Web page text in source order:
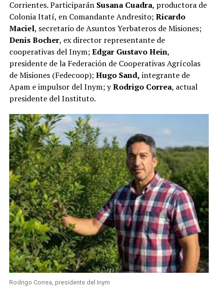
Corrientes. Participarán Susana Cuadra, productora de
Colonia Itatí, en Comandante Andresito;Ricardo
Maciel, secretario de Asuntos Yerbateros de Misiones;
Denis Bocher, ex director representante de
cooperativas del Inym;Edgar Gustavo Hein,
presidente de la Federación de Cooperativas Agrícolas
de Misiones (Fedecoop);Hugo Sand, integrante de
Apam e impulsor del Inym; yRodrigo Correa, actual
presidente del Instituto.
Rodrigo Correa, presidente del Inym